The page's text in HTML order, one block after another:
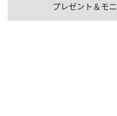
プレゼント＆モ